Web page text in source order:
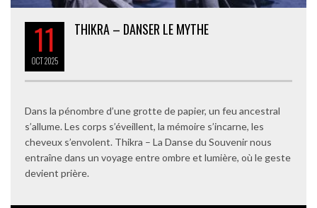
11
OCT2025
THIKRA – DANSER LE MYTHE
Dans la pénombre d’une grotte de papier, un feu ancestral
s’allume. Les corps s’éveillent, la mémoire s’incarne, les
cheveux s’envolent. Thikra – La Danse du Souvenir nous
entraîne dans un voyage entre ombre et lumière, où le geste
devient prière.